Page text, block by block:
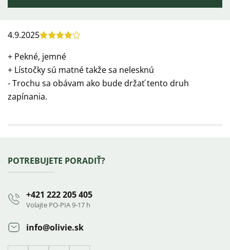
Výpis
hodnotení
Hodnotenie
produktu
je
4
z
4.9.2025
+ Pekné, jemné
+ Lístočky sú matné takže sa nelesknú
- Trochu sa obávam ako bude držať tento druh
zapínania.
Zápätie
POTREBUJETE PORADIŤ?
+421 222 205 405
Volajte PO-PIA 9-17 h
info@olivie.sk